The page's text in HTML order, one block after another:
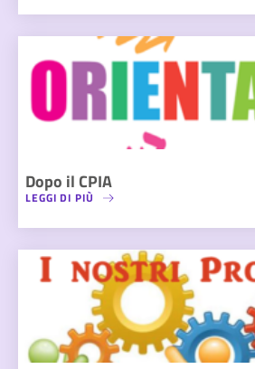
Dopo il CPIA
LEGGI DI PIÙ